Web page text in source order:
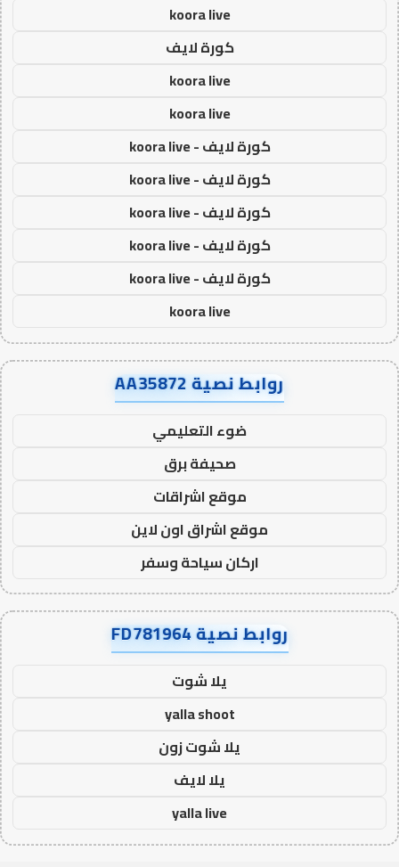
koora live
كورة لايف
koora live
koora live
كورة لايف - koora live
كورة لايف - koora live
كورة لايف - koora live
كورة لايف - koora live
كورة لايف - koora live
koora live
روابط نصية AA35872
ضوء التعليمي
صحيفة برق
موقع اشراقات
موقع اشراق اون لاين
اركان سياحة وسفر
روابط نصية FD781964
يلا شوت
yalla shoot
يلا شوت زون
يلا لايف
yalla live